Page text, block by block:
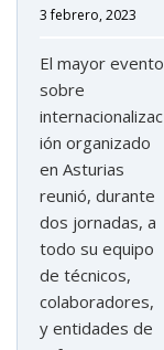
3 febrero, 2023
El mayor evento
sobre
internacionalizac
ión organizado
en Asturias
reunió, durante
dos jornadas, a
todo su equipo
de técnicos,
colaboradores,
y entidades de